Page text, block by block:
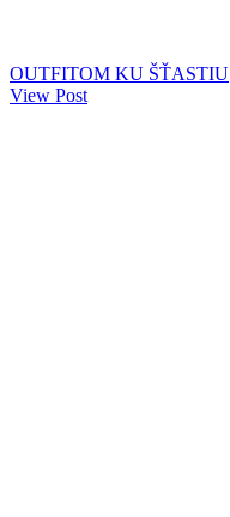
OUTFITOM KU ŠŤASTIU
View Post